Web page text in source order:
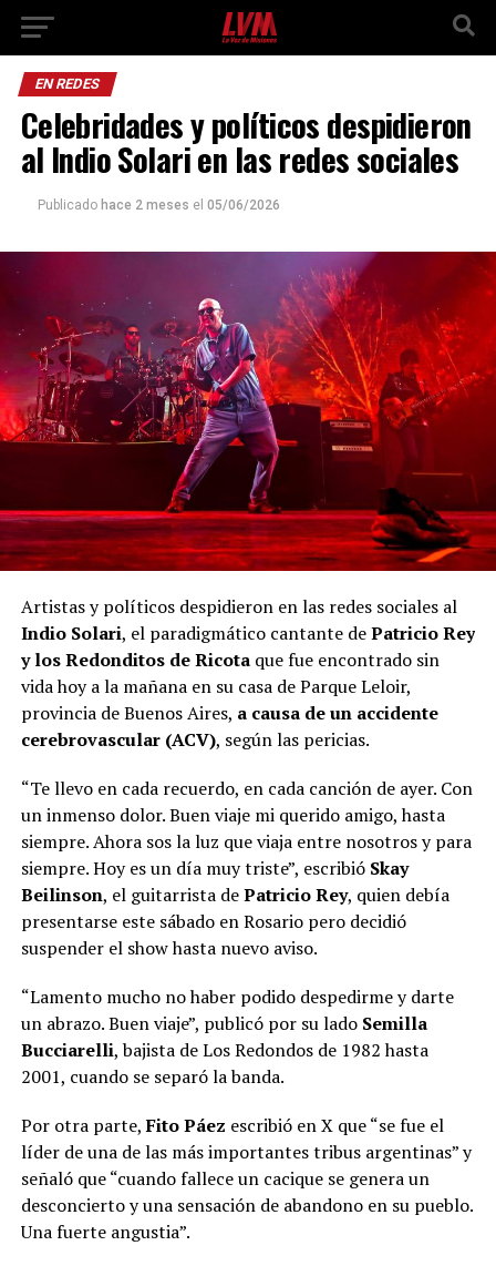
EN REDES
Celebridades y políticos despidieron
al Indio Solari en las redes sociales
Publicado hace 2 meses el 05/06/2026
Artistas y políticos despidieron en las redes sociales al
Indio Solari, el paradigmático cantante dePatricio Rey
y los Redonditos de Ricotaque fue encontrado sin
vida hoy a la mañana en su casa de Parque Leloir,
provincia de Buenos Aires, a causa de un accidente
cerebrovascular (ACV), según las pericias.
“Te llevo en cada recuerdo, en cada canción de ayer. Con
un inmenso dolor. Buen viaje mi querido amigo, hasta
siempre. Ahora sos la luz que viaja entre nosotros y para
siempre. Hoy es un día muy triste”, escribió Skay
Beilinson, el guitarrista dePatricio Rey, quien debía
presentarse este sábado en Rosario pero decidió
suspender el show hasta nuevo aviso.
“Lamento mucho no haber podido despedirme y darte
un abrazo. Buen viaje”, publicó por su lado Semilla
Bucciarelli, bajista de Los Redondos de 1982 hasta
2001, cuando se separó la banda.
Por otra parte,Fito Páez escribió en X que “se fue el
líder de una de las más importantes tribus argentinas” y
señaló que “cuando fallece un cacique se genera un
desconcierto y una sensación de abandono en su pueblo.
Una fuerte angustia”.